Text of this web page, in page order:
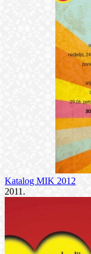
Katalog MIK 2012
2011.